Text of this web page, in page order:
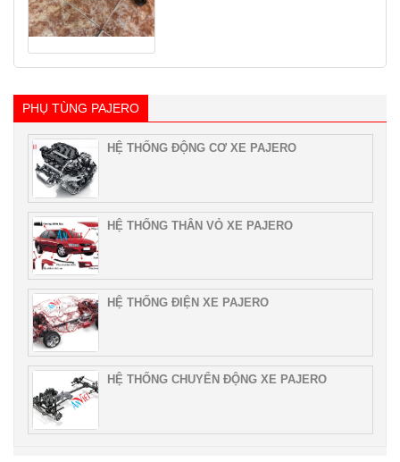
PHỤ TÙNG PAJERO
HỆ THỐNG ĐỘNG CƠ XE PAJERO
HỆ THỐNG THÂN VỎ XE PAJERO
HỆ THỐNG ĐIỆN XE PAJERO
HỆ THỐNG CHUYỂN ĐỘNG XE PAJERO